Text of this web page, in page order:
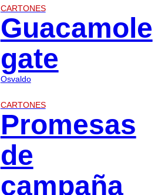
CARTONES
Guacamole
gate
Osvaldo
CARTONES
Promesas
de
campaña